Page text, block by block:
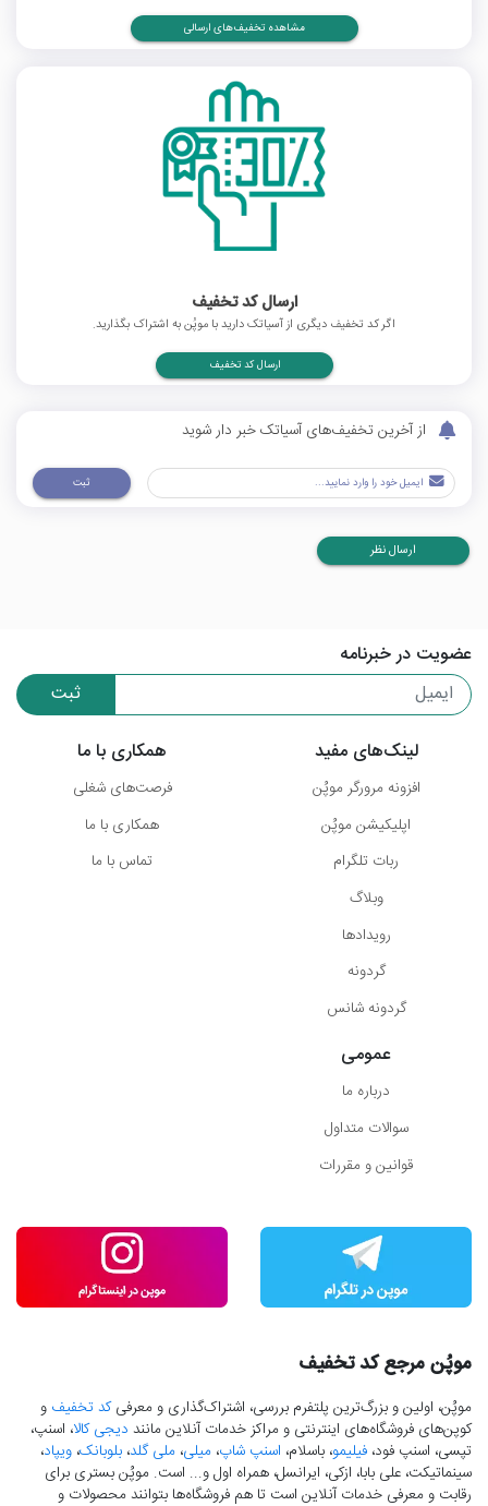
مشاهده تخفیف‌های ارسالی
ارسال کد تخفیف
اگر کد تخفیف دیگری از آسیاتک دارید با موپُن به اشتراک بگذارید.
ارسال کد تخفیف
از آخرین تخفیف‌های آسیاتک خبر دار شوید
ثبت
ارسال نظر
عضویت در خبرنامه
ثبت
لینک‌های مفید
افزونه مرورگر موپُن
اپلیکیشن موپُن
ربات تلگرام
وبلاگ
رویدادها
گردونه
گردونه شانس
همکاری با ما
فرصت‌های شغلی
همکاری با ما
تماس با ما
عمومی
درباره ما
سوالات متداول
قوانین و مقررات
موپُن مرجع کد تخفیف
موپُن، اولین و بزرگ‌ترین پلتفرم بررسی، اشتراک‌گذاری و معرفیکد تخفیف و
کوپن‌های فروشگاه‌های اینترنتی و مراکز خدمات آنلاین مانند دیجی کالا، اسنپ،
تپسی، اسنپ فود، فیلیمو، باسلام، اسنپ شاپ، میلی، ملی گلد، بلوبانک، ویپاد،
سینماتیکت، علی بابا، ازکی، ایرانسل، همراه اول و... است. موپُن بستری برای
رقابت و معرفی خدمات آنلاین است تا هم فروشگاه‌ها بتوانند محصولات و